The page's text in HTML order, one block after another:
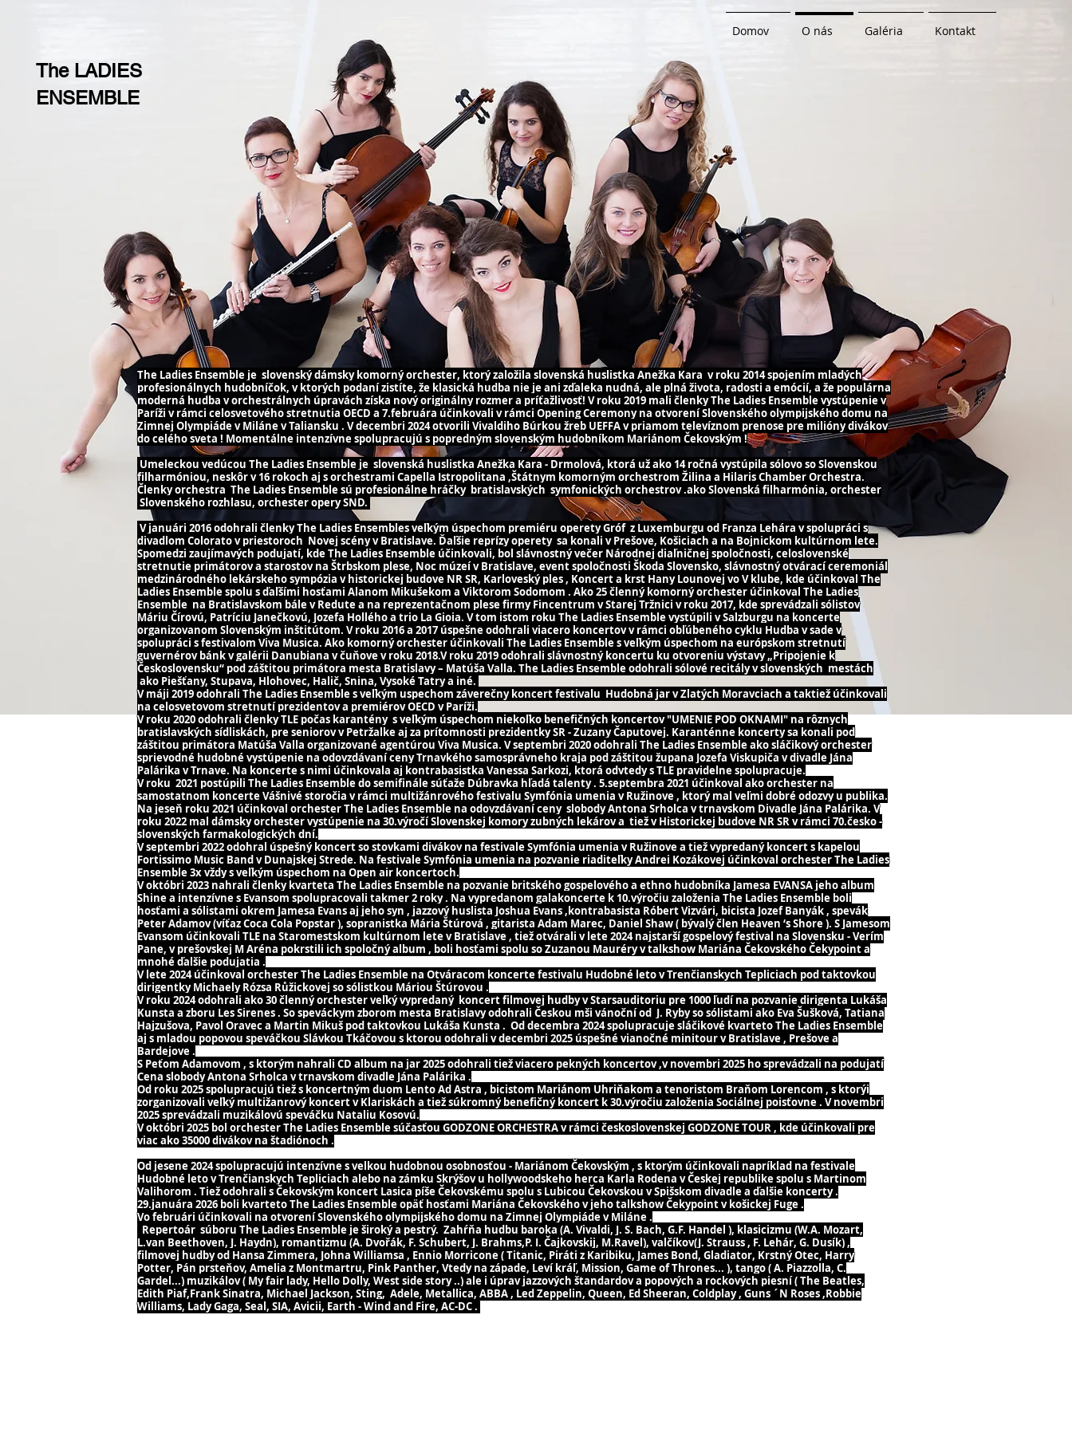
Domov O nás Galéria Kontakt
The LADIES
ENSEMBLE
The Ladies Ensemble je slovenský dámsky komorný orchester, ktorý založila slovenská huslistka Anežka Kara v roku 2014 spojením mladých
profesionálnych hudobníčok, v ktorých podaní zistíte, že klasická hudba nie je ani zďaleka nudná, ale plná života, radosti a emócií, a že populárna
moderná hudba v orchestrálnych úpravách získa nový originálny rozmer a príťažlivosť! V roku 2019 mali členky The Ladies Ensemble vystúpenie v
Paríži v rámci celosvetového stretnutia OECD a 7.februára účinkovali v rámci Opening Ceremony na otvorení Slovenského olympijského domu na
Zimnej Olympiáde v Miláne v Taliansku . V decembri 2024 otvorili Vivaldiho Búrkou žreb UEFFA v priamom televíznom prenose pre milióny divákov
do celého sveta ! Momentálne intenzívne spolupracujú s popredným slovenským hudobníkom Mariánom Čekovským !
Umeleckou vedúcou The Ladies Ensemble je slovenská huslistka Anežka Kara - Drmolová, ktorá už ako 14 ročná vystúpila sólovo so Slovenskou
filharmóniou, neskôr v 16 rokoch aj s orchestrami Capella Istropolitana ,Štátnym komorným orchestrom Žilina a Hilaris Chamber Orchestra.
Členky orchestra The Ladies Ensemble sú profesionálne hráčky bratislavských symfonických orchestrov .ako Slovenská filharmónia, orchester
Slovenského rozhlasu, orchester opery SND.
V januári 2016 odohrali členky The Ladies Ensembles veľkým úspechom premiéru operety Gróf z Luxemburgu od Franza Lehára v spolupráci s
divadlom Colorato v priestoroch Novej scény v Bratislave. Ďaľšie reprízy operety sa konali v Prešove, Košiciach a na Bojnickom kultúrnom lete.
Spomedzi zaujímavých podujatí, kde The Ladies Ensemble účinkovali, bol slávnostný večer Národnej diaľničnej spoločnosti, celoslovenské
stretnutie primátorov a starostov na Štrbskom plese, Noc múzeí v Bratislave, event spoločnosti Škoda Slovensko, slávnostný otvárací ceremoniál
medzinárodného lekárskeho sympózia v historickej budove NR SR, Karloveský ples , Koncert a krst Hany Lounovej vo V klube, kde účinkoval The
Ladies Ensemble spolu s ďaľšími hosťami Alanom Mikušekom a Viktorom Sodomom . Ako 25 členný komorný orchester účinkoval The Ladies
Ensemble na Bratislavskom bále v Redute a na reprezentačnom plese firmy Fincentrum v Starej Tržnici v roku 2017, kde sprevádzali sólistov
Máriu Čírovú, Patríciu Janečkovú, Jozefa Hollého a trio La Gioia. V tom istom roku The Ladies Ensemble vystúpili v Salzburgu na koncerte
organizovanom Slovenským inštitútom. V roku 2016 a 2017 úspešne odohrali viacero koncertov v rámci obľúbeného cyklu Hudba v sade v
spolupráci s festivalom Viva Musica. Ako komorný orchester účinkovali The Ladies Ensemble s veľkým úspechom na európskom stretnutí
guvernérov bánk v galérii Danubiana v čuňove v roku 2018.V roku 2019 odohrali slávnostný koncertu ku otvoreniu výstavy „Pripojenie k
Československu“ pod záštitou primátora mesta Bratislavy – Matúša Valla. The Ladies Ensemble odohrali sólové recitály v slovenských mestách
ako Piešťany, Stupava, Hlohovec, Halič, Snina, Vysoké Tatry a iné.
V máji 2019 odohrali The Ladies Ensemble s veľkým uspechom záverečny koncert festivalu Hudobná jar v Zlatých Moravciach a taktiež účinkovali
na celosvetovom stretnutí prezidentov a premiérov OECD v Paríži.
V roku 2020 odohrali členky TLE počas karantény s veľkým úspechom niekoľko benefičných koncertov "UMENIE POD OKNAMI" na rôznych
bratislavských sídliskách, pre seniorov v Petržalke aj za prítomnosti prezidentky SR - Zuzany Čaputovej. Karanténne koncerty sa konali pod
záštitou primátora Matúša Valla organizované agentúrou Viva Musica. V septembri 2020 odohrali The Ladies Ensemble ako sláčikový orchester
sprievodné hudobné vystúpenie na odovzdávaní ceny Trnavkého samosprávneho kraja pod záštitou župana Jozefa Viskupiča v divadle Jána
Palárika v Trnave. Na koncerte s nimi účinkovala aj kontrabasistka Vanessa Sarkozi, ktorá odvtedy s TLE pravidelne spolupracuje.
V roku 2021 postúpili The Ladies Ensemble do semifinále súťaže Dúbravka hľadá talenty . 5.septembra 2021 účinkoval ako orchester na
samostatnom koncerte Vášnivé storočia v rámci multižánrového festivalu Symfónia umenia v Ružinove , ktorý mal veľmi dobré odozvy u publika.
Na jeseň roku 2021 účinkoval orchester The Ladies Ensemble na odovzdávaní ceny slobody Antona Srholca v trnavskom Divadle Jána Palárika. V
roku 2022 mal dámsky orchester vystúpenie na 30.výročí Slovenskej komory zubných lekárov a tiež v Historickej budove NR SR v rámci 70.česko -
slovenských farmakologických dní.
V septembri 2022 odohral úspešný koncert so stovkami divákov na festivale Symfónia umenia v Ružinove a tiež vypredaný koncert s kapelou
Fortissimo Music Band v Dunajskej Strede. Na festivale Symfónia umenia na pozvanie riaditeľky Andrei Kozákovej účinkoval orchester The Ladies
Ensemble 3x vždy s veľkým úspechom na Open air koncertoch.
V októbri 2023 nahrali členky kvarteta The Ladies Ensemble na pozvanie britského gospelového a ethno hudobníka Jamesa EVANSA jeho album
Shine a intenzívne s Evansom spolupracovali takmer 2 roky . Na vypredanom galakoncerte k 10.výročiu založenia The Ladies Ensemble boli
hosťami a sólistami okrem Jamesa Evans aj jeho syn , jazzový huslista Joshua Evans ,kontrabasista Róbert Vizvári, bicista Jozef Banyák , spevák
Peter Adamov (víťaz Coca Cola Popstar ), sopranistka Mária Štúrová , gitarista Adam Marec, Daniel Shaw ( bývalý člen Heaven ‘s Shore ). S Jamesom
Evansom účinkovali TLE na Staromestskom kultúrnom lete v Bratislave , tiež otvárali v lete 2024 najstarší gospelový festival na Slovensku - Verím
Pane, v prešovskej M Aréna pokrstili ich spoločný album , boli hosťami spolu so Zuzanou Mauréry v talkshow Mariána Čekovského Čekypoint a
mnohé ďalšie podujatia .
V lete 2024 účinkoval orchester The Ladies Ensemble na Otváracom koncerte festivalu Hudobné leto v Trenčianskych Tepliciach pod taktovkou
dirigentky Michaely Rózsa Růžickovej so sólistkou Máriou Štúrovou .
V roku 2024 odohrali ako 30 členný orchester veľký vypredaný koncert filmovej hudby v Starsauditoriu pre 1000 ľudí na pozvanie dirigenta Lukáša
Kunsta a zboru Les Sirenes . So speváckym zborom mesta Bratislavy odohrali Českou mši vánoční od J. Ryby so sólistami ako Eva Šušková, Tatiana
Hajzušova, Pavol Oravec a Martin Mikuš pod taktovkou Lukáša Kunsta . Od decembra 2024 spolupracuje sláčikové kvarteto The Ladies Ensemble
aj s mladou popovou speváčkou Slávkou Tkáčovou s ktorou odohrali v decembri 2025 úspešné vianočné minitour v Bratislave , Prešove a
Bardejove .
S Peťom Adamovom , s ktorým nahrali CD album na jar 2025 odohrali tiež viacero pekných koncertov ,v novembri 2025 ho sprevádzali na podujatí
Cena slobody Antona Srholca v trnavskom divadle Jána Palárika .
Od roku 2025 spolupracujú tiež s koncertným duom Lento Ad Astra , bicistom Mariánom Uhriňakom a tenoristom Braňom Lorencom , s ktorýi
zorganizovali veľký multižanrový koncert v Klariskách a tiež súkromný benefičný koncert k 30.výročiu založenia Sociálnej poisťovne . V novembri
2025 sprevádzali muzikálovú speváčku Nataliu Kosovú.
V októbri 2025 bol orchester The Ladies Ensemble súčasťou GODZONE ORCHESTRA v rámci československej GODZONE TOUR , kde účinkovali pre
viac ako 35000 divákov na štadiónoch .
Od jesene 2024 spolupracujú intenzívne s velkou hudobnou osobnosťou - Mariánom Čekovským , s ktorým účinkovali napríklad na festivale
Hudobné leto v Trenčianskych Tepliciach alebo na zámku Skrýšov u hollywoodskeho herca Karla Rodena v Českej republike spolu s Martinom
Valihorom . Tiež odohrali s Čekovským koncert Lasica píše Čekovskému spolu s Lubicou Čekovskou v Spišskom divadle a ďalšie koncerty .
29.januára 2026 boli kvarteto The Ladies Ensemble opäť hosťami Mariána Čekovského v jeho talkshow Čekypoint v košickej Fuge .
Vo februári účinkovali na otvorení Slovenského olympijského domu na Zimnej Olympiáde v Miláne .
Repertoár súboru The Ladies Ensemble je široký a pestrý. Zahŕňa hudbu baroka (A. Vivaldi, J. S. Bach, G.F. Handel ), klasicizmu (W.A. Mozart,
L.van Beethoven, J. Haydn), romantizmu (A. Dvořák, F. Schubert, J. Brahms,P. I. Čajkovskij, M.Ravel), valčíkov(J. Strauss , F. Lehár, G. Dusík) ,
filmovej hudby od Hansa Zimmera, Johna Williamsa , Ennio Morricone ( Titanic, Piráti z Karibiku, James Bond, Gladiator, Krstný Otec, Harry
Potter, Pán prsteňov, Amelia z Montmartru, Pink Panther, Vtedy na západe, Leví kráľ, Mission, Game of Thrones... ), tango ( A. Piazzolla, C.
Gardel...) muzikálov ( My fair lady, Hello Dolly, West side story ..) ale i úprav jazzových štandardov a popových a rockových piesní ( The Beatles,
Edith Piaf,Frank Sinatra, Michael Jackson, Sting, Adele, Metallica, ABBA , Led Zeppelin, Queen, Ed Sheeran, Coldplay , Guns ´N Roses ,Robbie
Williams, Lady Gaga, Seal, SIA, Avicii, Earth - Wind and Fire, AC-DC .